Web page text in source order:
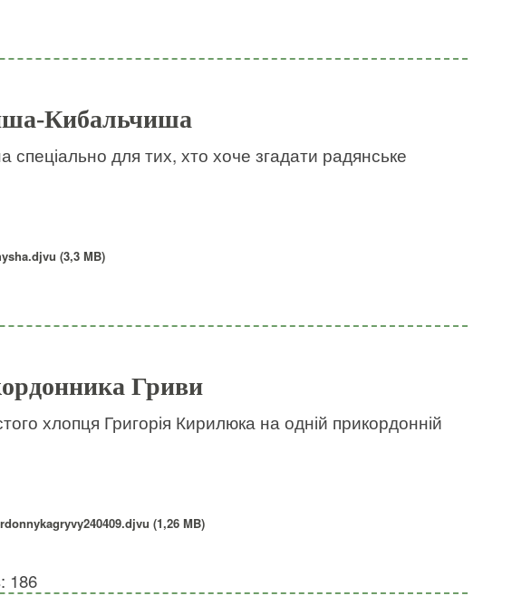
Кибальчиша
спеціально для тих, хто хоче згадати радянське
(3,3 MB)
Гриви
хлопця Григорія Кирилюка на одній прикордонній
(1,26 MB)
186